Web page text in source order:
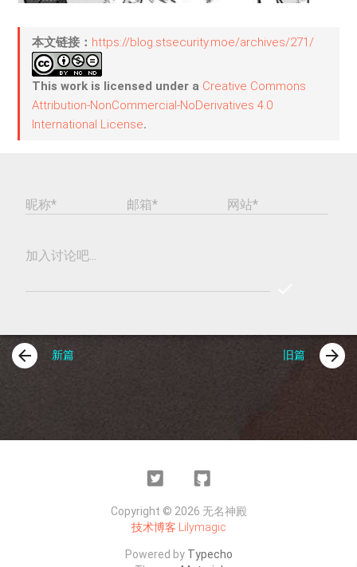
本文链接： https://blog.stsecurity.moe/archives/271/
This work is licensed under a Creative Commons
Attribution-NonCommercial-NoDerivatives 4.0
International License.
昵称* 邮箱* 网站*
加入讨论吧...
arrow_back 新篇 旧篇 arrow_forward
Twitter Github
Copyright © 2026 无名神殿
技术博客
Lilymagic
Powered by Typecho